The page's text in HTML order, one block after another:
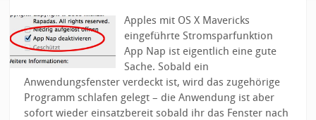
Apples mit OS X Mavericks
eingeführte Stromsparfunktion
App Nap ist eigentlich eine gute
Sache. Sobald ein
Anwendungsfenster verdeckt ist, wird das zugehörige
Programm schlafen gelegt – die Anwendung ist aber
sofort wieder einsatzbereit sobald ihr das Fenster nach